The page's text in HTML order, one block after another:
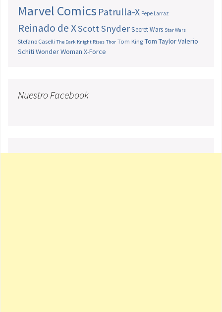
Marvel Comics Patrulla-X Pepe Larraz
Reinado de XScott SnyderSecret Wars Star Wars
Stefano Caselli The Dark Knight Rises Thor Tom King Tom TaylorValerio
Schiti Wonder Woman X-Force
Nuestro Facebook